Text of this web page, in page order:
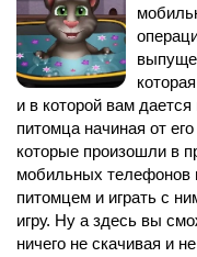
и в которой вам
питомца начиная от
которые произошли в
мобильных телефонов
питомцем и играть с
игру. Ну а здесь вы
ничего не скачивая и